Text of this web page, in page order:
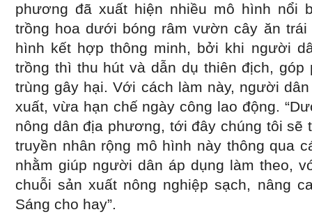
phương đã xuất hiện nhiều mô hình nổi
trồng hoa dưới bóng râm vườn cây ăn
hình kết hợp thông minh, bởi khi người
trồng thì thu hút và dẫn dụ thiên địch, góp
trùng gây hại. Với cách làm này, người
xuất, vừa hạn chế ngày công lao động.
nông dân địa phương, tới đây chúng tôi sẽ
truyền nhân rộng mô hình này thông qua
nhằm giúp người dân áp dụng làm theo,
chuỗi sản xuất nông nghiệp sạch, nâng
Sáng cho hay”.